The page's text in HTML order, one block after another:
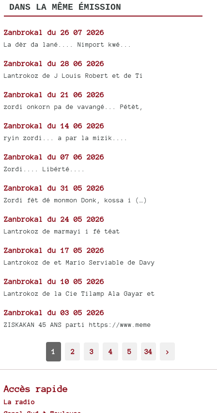
DANS LA MÊME ÉMISSION
Zanbrokal du 26 07 2026
La dèr da lané.... Nimport kwé...
Zanbrokal du 28 06 2026
Lantrokoz de J Louis Robert et de Ti
Zanbrokal du 21 06 2026
zordi onkorn pa de vavangé... Pétèt,
Zanbrokal du 14 06 2026
ryin zordi... a par la mizik....
Zanbrokal du 07 06 2026
Zordi.... Libérté....
Zanbrokal du 31 05 2026
Zordi fèt dé monmon Donk, kossa i (…)
Zanbrokal du 24 05 2026
Lantrokoz de marmayi i fé téat
Zanbrokal du 17 05 2026
Lantrokoz de et Mario Serviable de Davy
Zanbrokal du 10 05 2026
Lantrokoz de la Cie Tilamp Ala Gayar et
Zanbrokal du 03 05 2026
ZISKAKAN 45 ANS parti https://www.meme
1 2 3 4 5 34 >
Accès rapide
La radio